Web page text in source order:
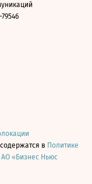
в Политике
«Бизнес Ньюс